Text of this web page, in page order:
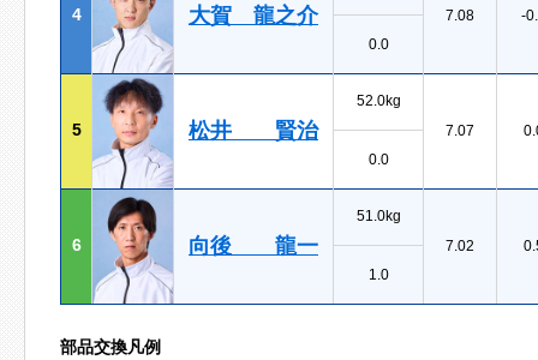
4 大賀 龍之介
7.08
-
0.0
5 松井 賢治
52.0kg
7.07
0.0
6 向後 龍一
51.0kg
7.02
1.0
部品交換凡例